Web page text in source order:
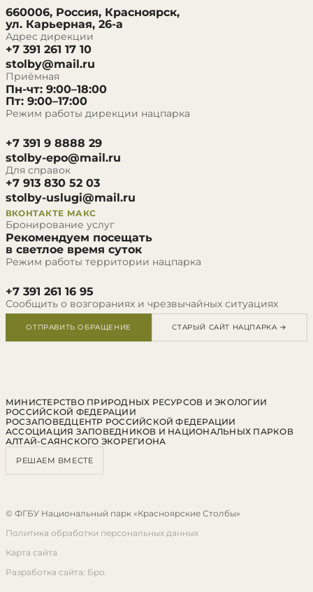
660006, Россия, Красноярск,
ул. Карьерная, 26-а
Адрес дирекции
+7 391 261 17 10
stolby@mail.ru
Приёмная
Пн-чт: 9:00–18:00
Пт: 9:00–17:00
Режим работы дирекции нацпарка
+7 391 9 8888 29
stolby-epo@mail.ru
Для справок
+7 913 830 52 03
stolby-uslugi@mail.ru
ВКОНТАКТЕ МАКС
Бронирование услуг
Рекомендуем посещать
в светлое время суток
Режим работы территории нацпарка
+7 391 261 16 95
Сообщить о возгораниях и чрезвычайных ситуациях
ОТПРАВИТЬ ОБРАЩЕНИЕ СТАРЫЙ САЙТ НАЦПАРКА →
МИНИСТЕРСТВО ПРИРОДНЫХ РЕСУРСОВ И ЭКОЛОГИИ
РОССИЙСКОЙ ФЕДЕРАЦИИ
РОСЗАПОВЕДЦЕНТР РОССИЙСКОЙ ФЕДЕРАЦИИ
АССОЦИАЦИЯ ЗАПОВЕДНИКОВ И НАЦИОНАЛЬНЫХ ПАРКОВ
АЛТАЙ-САЯНСКОГО ЭКОРЕГИОНА
РЕШАЕМ ВМЕСТЕ
© ФГБУ Национальный парк «Красноярские Столбы»
Политика обработки персональных данных
Карта сайта
Разработка сайта: Бро.